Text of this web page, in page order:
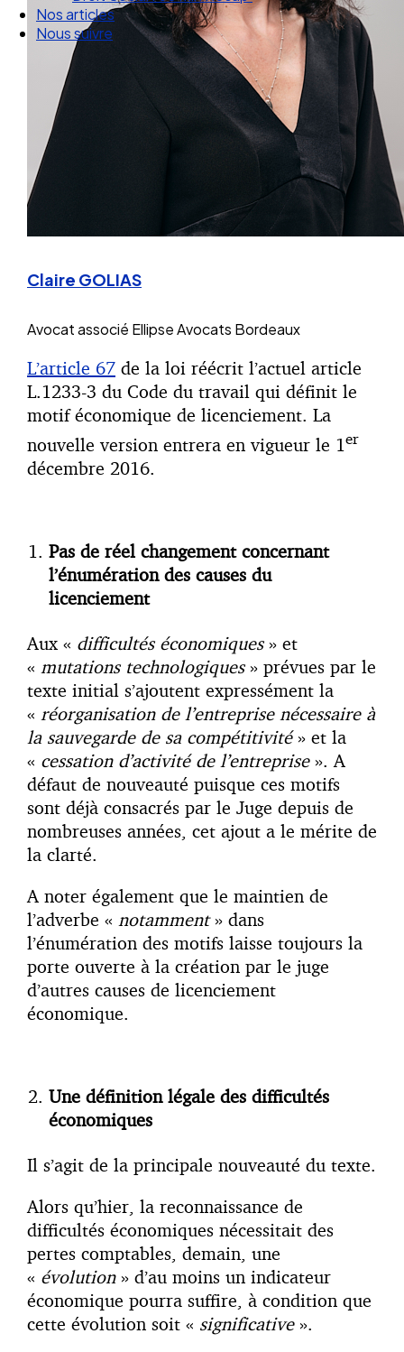
Droit Social : 60 min Recap’
Nos articles
Nous suivre
Claire GOLIAS
Avocat associé Ellipse Avocats Bordeaux
L’article 67 de la loi réécrit l’actuel article
L.1233-3 du Code du travail qui définit le
motif économique de licenciement. La
nouvelle version entrera en vigueur le 1 er
décembre 2016.
Pas de réel changement concernant
l’énumération des causes du
licenciement
Aux « difficultés économiques» et
« mutations technologiques» prévues par le
texte initial s’ajoutent expressément la
« réorganisation de l’entreprise nécessaire à
la sauvegarde de sa compétitivité» et la
« cessation d’activité de l’entreprise». A
défaut de nouveauté puisque ces motifs
sont déjà consacrés par le Juge depuis de
nombreuses années, cet ajout a le mérite de
la clarté.
A noter également que le maintien de
l’adverbe « notamment » dans
l’énumération des motifs laisse toujours la
porte ouverte à la création par le juge
d’autres causes de licenciement
économique.
Une définition légale des difficultés
économiques
Il s’agit de la principale nouveauté du texte.
Alors qu’hier, la reconnaissance de
difficultés économiques nécessitait des
pertes comptables, demain, une
« évolution» d’au moins un indicateur
économique pourra suffire, à condition que
cette évolution soit « significative».